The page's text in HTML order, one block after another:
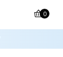
0